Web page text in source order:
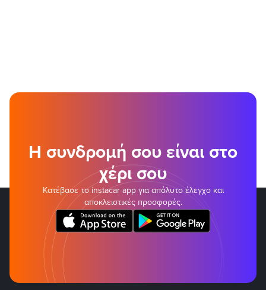
Η συνδρομή σου είναι στο
χέρι σου
Κατέβασε το instacar app για απόλυτο έλεγχο και
αποκλειστικές προσφορές.